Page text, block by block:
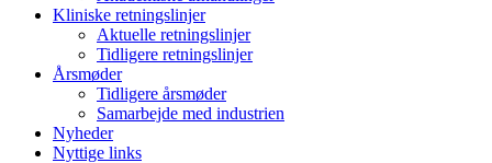
Kliniske retningslinjer
Aktuelle retningslinjer
Tidligere retningslinjer
Årsmøder
Tidligere årsmøder
Samarbejde med industrien
Nyheder
Nyttige links